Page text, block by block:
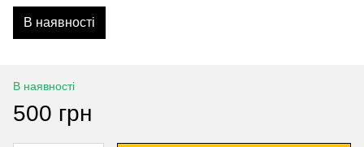
В наявності
В наявності
500 грн